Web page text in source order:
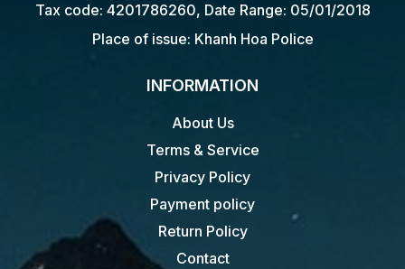
Tax code: 4201786260, Date Range: 05/01/2018
Place of issue: Khanh Hoa Police
INFORMATION
About Us
Terms & Service
Privacy Policy
Payment policy
Return Policy
Contact